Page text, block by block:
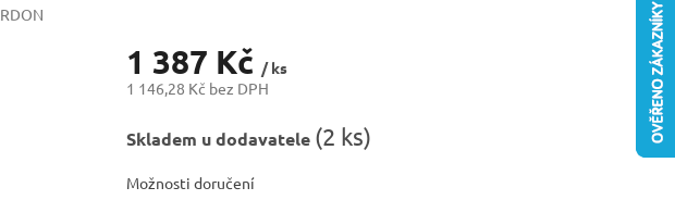
1 387 Kč / ks
1 146,28 Kč bez DPH
cena:
Skladem u dodavatele (2 ks)
Možnosti doručení